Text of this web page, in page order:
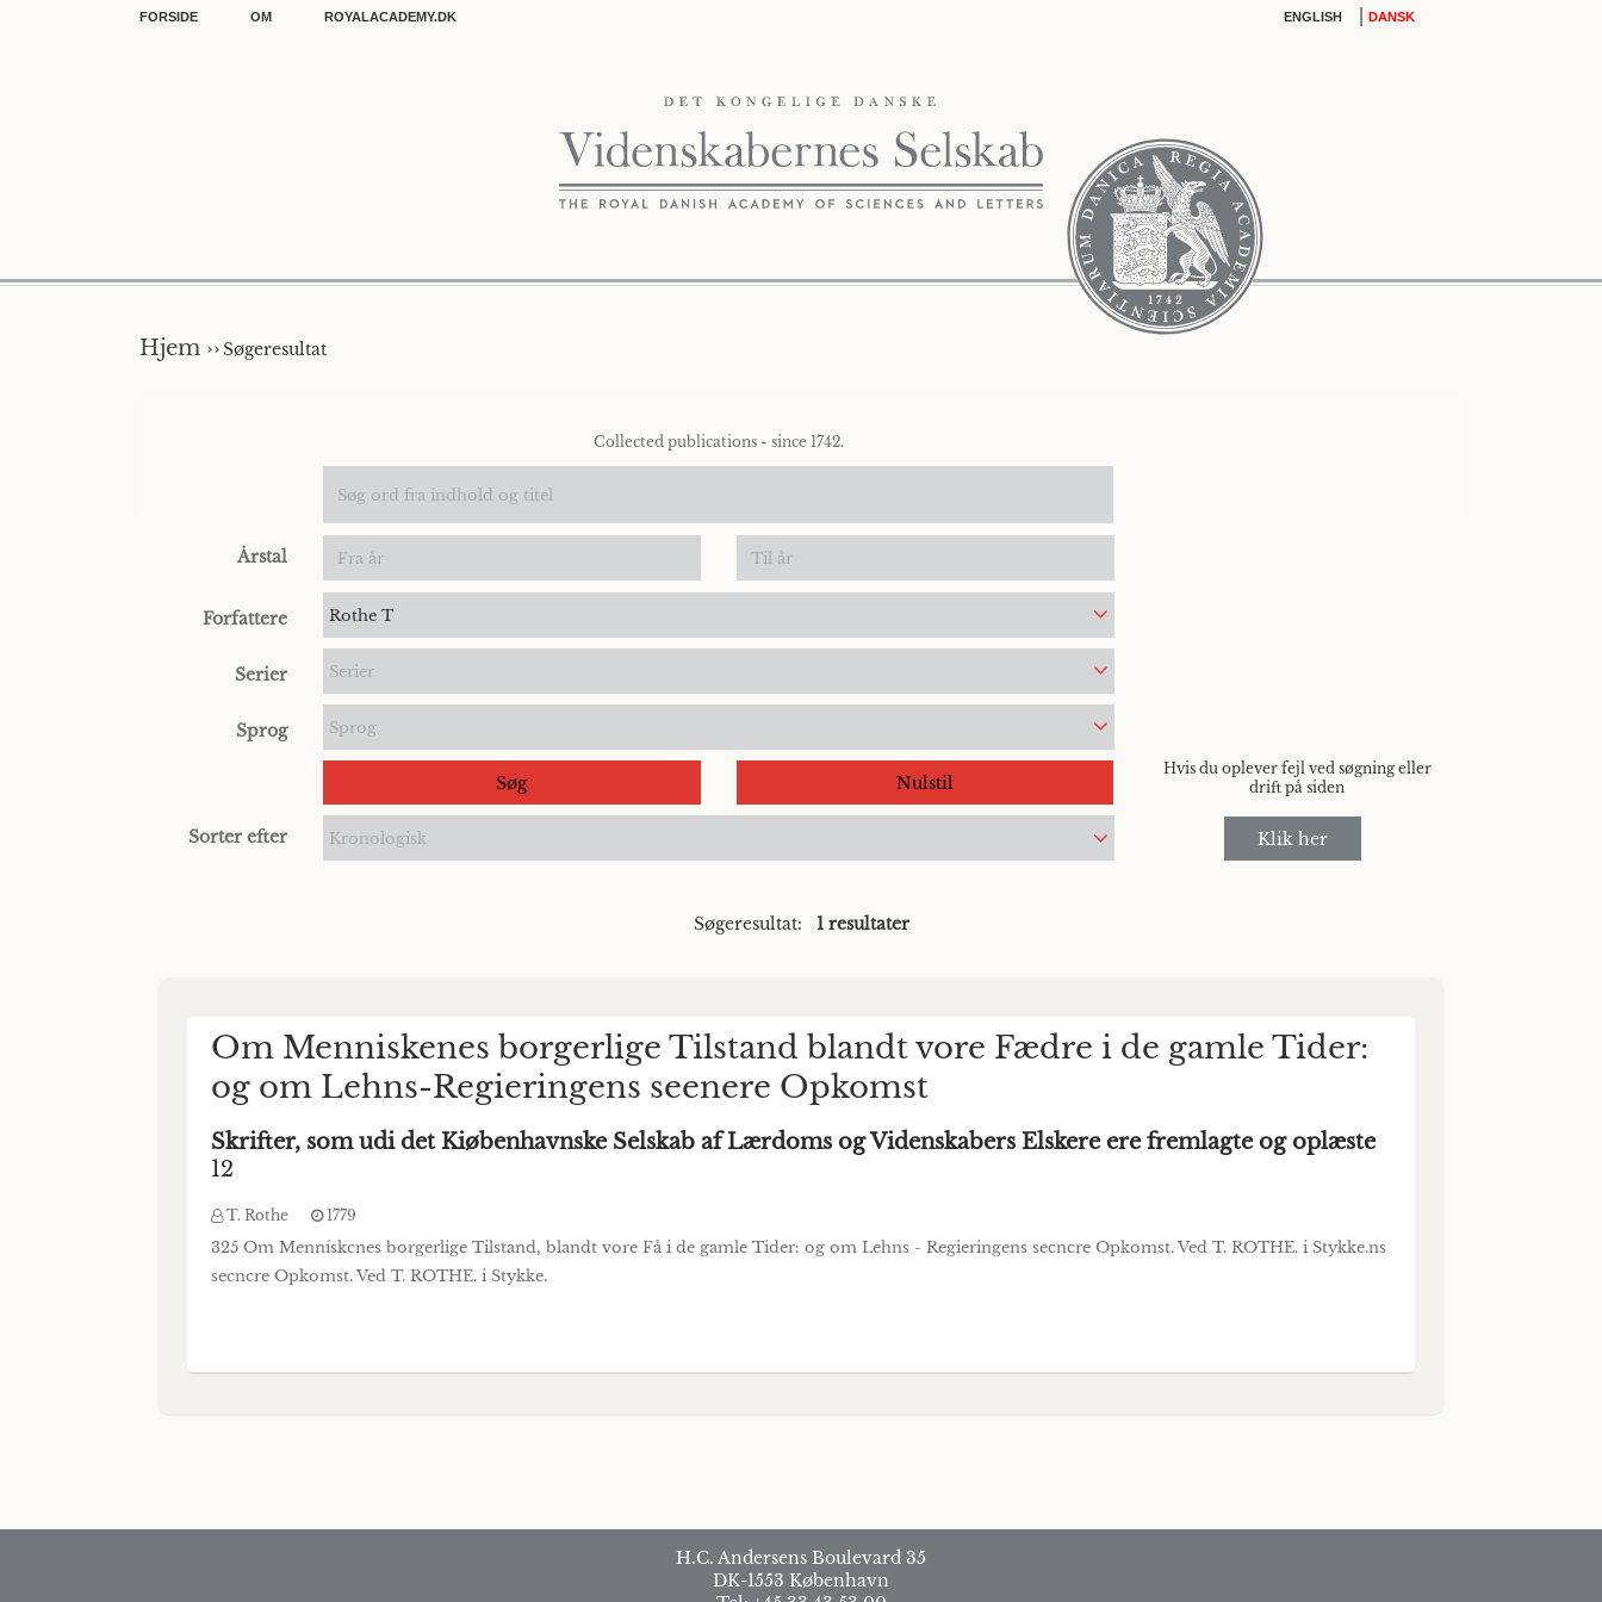
FORSIDE OM ROYALACADEMY.DK ENGLISH DANSK
Hjem ››Søgeresultat
Collected publications - since 1742.
Årstal
Forfattere Rothe T
Serier Serier
Sprog Sprog
Søg Nulstil
Sorter efter Kronologisk
Hvis du oplever fejl ved søgning eller
drift på siden
Klik her
Søgeresultat: 1 resultater
Om Menniskenes borgerlige Tilstand blandt vore Fædre i de gamle Tider:
og om Lehns-Regieringens seenere Opkomst
Skrifter, som udi det Kiøbenhavnske Selskab af Lærdoms og Videnskabers Elskere ere fremlagte og oplæste
12
T. Rothe 1779
325 Om Mennískcnes borgerlige Tilstand, blandt vore Få i de gamle Tider: og om Lehns - Regieringens secncre Opkomst. Ved T. ROTHE. i Stykke.ns
secncre Opkomst. Ved T. ROTHE. i Stykke.
H.C. Andersens Boulevard 35
DK-1553 København